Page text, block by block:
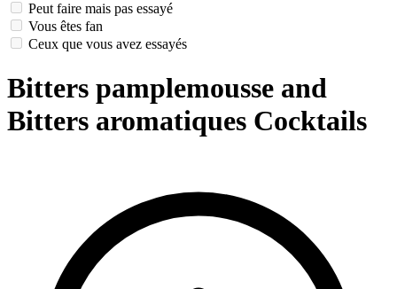
Peut faire mais pas essayé
Vous êtes fan
Ceux que vous avez essayés
Bitters pamplemousse and
Bitters aromatiques Cocktails